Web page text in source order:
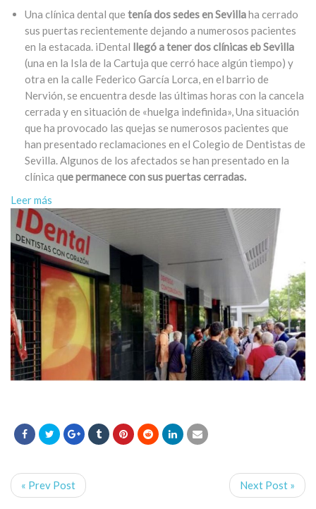
Una clínica dental que tenía dos sedes en Sevillaha cerrado
sus puertas recientemente dejando a numerosos pacientes
en la estacada. iDental llegó a tener dos clínicas eb Sevilla
(una en la Isla de la Cartuja que cerró hace algún tiempo) y
otra en la calle Federico García Lorca, en el barrio de
Nervión, se encuentra desde las últimas horas con la cancela
cerrada y en situación de «huelga indefinida», Una situación
que ha provocado las quejas se numerosos pacientes que
han presentado reclamaciones en el Colegio de Dentistas de
Sevilla. Algunos de los afectados se han presentado en la
clínica que permanece con sus puertas cerradas.
Leer más
« Prev Post Next Post »